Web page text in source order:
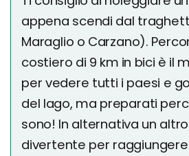
appena scendi dal
Maraglio o Carzano).
costiero di 9 km in bici è il
per vedere tutti i paesi e
del lago, ma preparati
sono! In alternativa un
divertente per